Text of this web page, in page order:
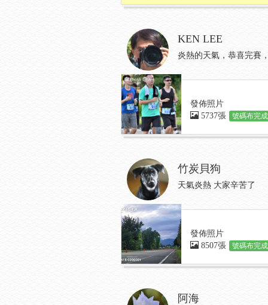
KEN LEE
炎熱的天氣，恭喜完賽
發佈照片
5737張
號碼布完
竹炭貝狗
天氣炎熱 大家辛苦了
發佈照片
8507張
號碼布完
阿海